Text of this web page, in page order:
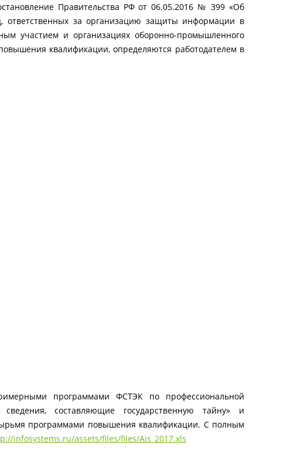
Правительства РФ от 06.05.2016 № 399 «Об
за организацию защиты информации в
участием и организациях оборонно-промышленного
квалификации, определяются работодателем в
программами ФСТЭК по профессиональной
составляющие государственную тайну» и
программами повышения квалификации. С полным
infosystems.ru/assets/files/files/Ais_2017.xls